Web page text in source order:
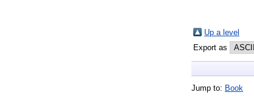
Up a level
Export as
Jump to: Book